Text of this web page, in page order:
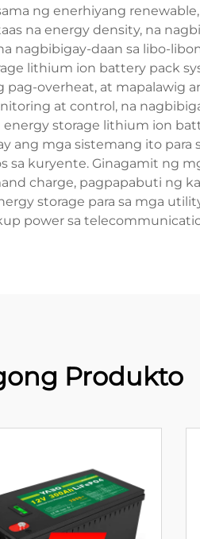
ng enerhiyang
na energy density, na
nagbibigay-daan sa libo-
lithium ion battery pack
overheat, at mapalawig
at control, na
storage lithium ion
ang mga sistemang ito para
kuryente. Ginagamit ng
charge, pagpapabuti ng
storage para sa mga
power sa
Produkto